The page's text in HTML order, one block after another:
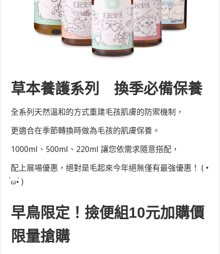
草本養護系列 換季必備保養
全系列天然溫和的方式重建毛孩肌膚的防禦機制，
更適合在季節轉換時做為毛孩的肌膚保養。
1000ml、500ml、220ml 讓您依需求隨意搭配，
配上展場優惠，絕對是毛起來今年絕無僅有最強優惠！ ( •
̀ω•́ )
早鳥限定！撿便組10元加購價
限量搶購